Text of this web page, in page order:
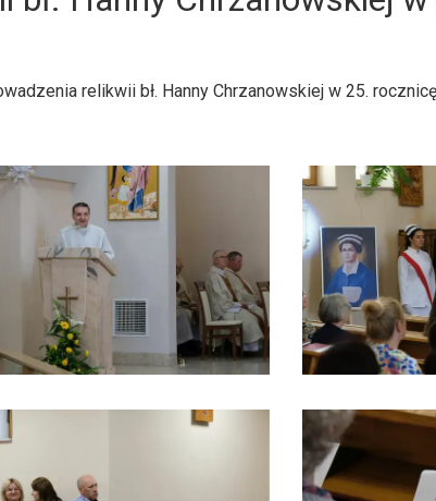
relikwii bł. Hanny Chrzanowskiej w 25.